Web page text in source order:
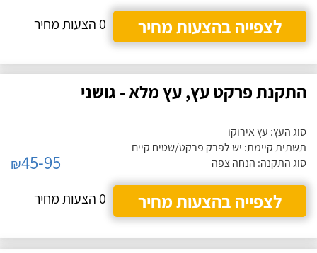
לצפייה בהצעות מחיר
0 הצעות מחיר
התקנת פרקט עץ, עץ מלא - גושני
סוג העץ: עץ אירוקו
תשתית קיימת: יש לפרק פרקט/שטיח קיים
סוג התקנה: הנחה צפה
₪45-95
לצפייה בהצעות מחיר
0 הצעות מחיר